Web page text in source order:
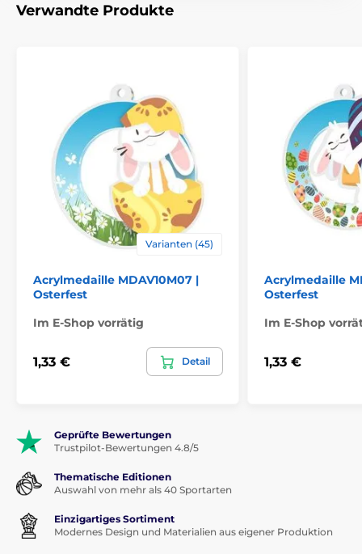
Verwandte Produkte
Varianten (45)
Acrylmedaille MDAV10M07 |
Osterfest
Im E-Shop vorrätig
1,33 € Detail
Acrylmedaille
Osterfest
Im E-Shop
1,33 €
Geprüfte Bewertungen
Trustpilot-Bewertungen 4.8/5
Thematische Editionen
Auswahl von mehr als 40 Sportarten
Einzigartiges Sortiment
Modernes Design und Materialien aus eigener Produktion